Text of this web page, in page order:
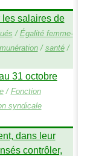
salaires de
/ Égalité femme-
/ santé/
31 octobre
/ Fonction
syndicale
dans leur
contrôler,